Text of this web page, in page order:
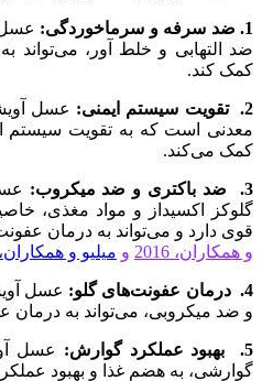
1. ضد سرفه و سرماخوردگی:
عسل
ضد التهابی و خلط آور،
کمک کند.
2. تقویت سیستم ایمنی:
عسل
معدنی است که به تقویت سیستم
کمک می‌کند.
3. ضد باکتری و ضد میکروب:
گلوکز اکسیداز و مواد مغذی،
قوی دارد و می‌تواند به درمان
و همکاران، 2016
و میلیو و همکاران، 2011
4. درمان عفونت‌های گلو:
عسل
و ضد میکروبی، می‌تواند به درمان
5. بهبود عملکرد گوارش:
عسل
گوارشی، به هضم غذا و بهبود